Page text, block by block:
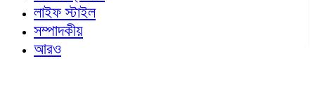
লাইফ স্টাইল
সম্পাদকীয়
আরও